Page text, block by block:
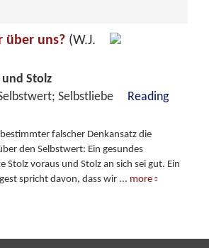
über uns? (W.J.
Stolz
Selbstliebe Reading
falscher Denkansatz die
den Selbstwert: Ein gesundes
Stolz voraus und Stolz an sich sei gut. Ein
spricht davon, dass wir ... more